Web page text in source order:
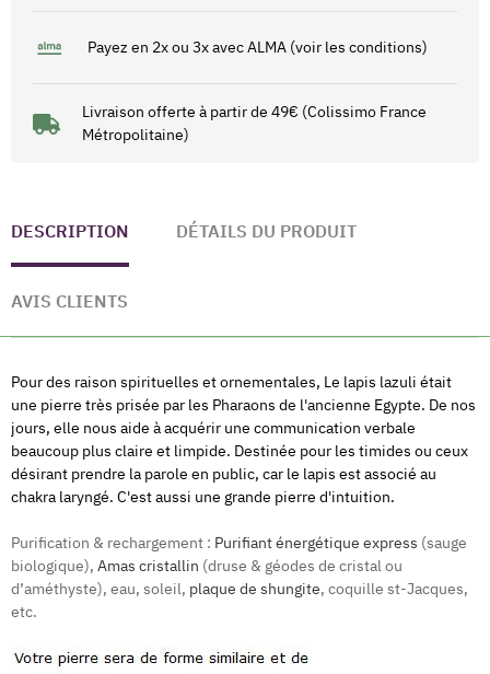
Payez en 2x ou 3x avec ALMA (voir les conditions)
Livraison offerte à partir de 49€ (Colissimo France
Métropolitaine)
DESCRIPTION DÉTAILS DU PRODUIT
AVIS CLIENTS
Pour des raison spirituelles et ornementales, Le lapis lazuli était
une pierre très prisée par les Pharaons de l'ancienne Egypte. De nos
jours, elle nous aide à acquérir une communication verbale
beaucoup plus claire et limpide. Destinée pour les timides ou ceux
désirant prendre la parole en public, car le lapis est associé au
chakra laryngé. C'est aussi une grande pierre d'intuition.
Purification & rechargement : Purifiant énergétique express (sauge
biologique), Amas cristallin (druse & géodes de cristal ou
d’améthyste), eau, soleil, plaque de shungite, coquille st-Jacques,
etc.